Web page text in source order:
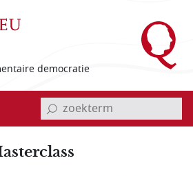
democratie
invoerveld zoekterm